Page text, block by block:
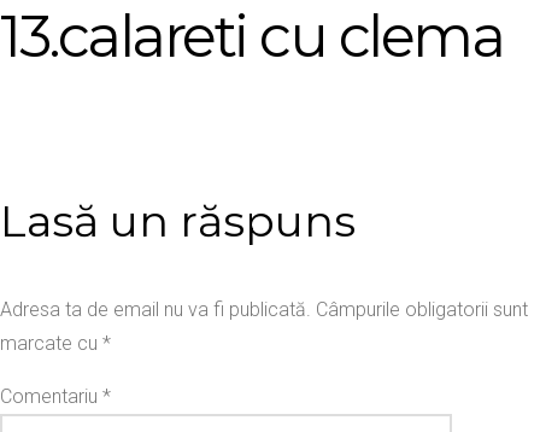
13.calareti cu clema
Lasă un răspuns
Adresa ta de email nu va fi publicată. Câmpurile obligatorii sunt
marcate cu *
Comentariu *